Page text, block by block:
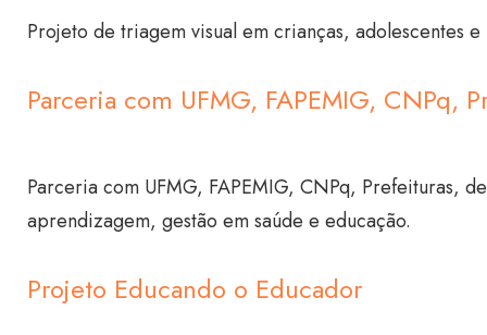
Projeto de triagem visual em crianças, adolescentes
Parceria com UFMG, FAPEMIG, CNPq,
Parceria com UFMG, FAPEMIG, CNPq, Prefeituras,
aprendizagem, gestão em saúde e educação.
Projeto Educando o Educador